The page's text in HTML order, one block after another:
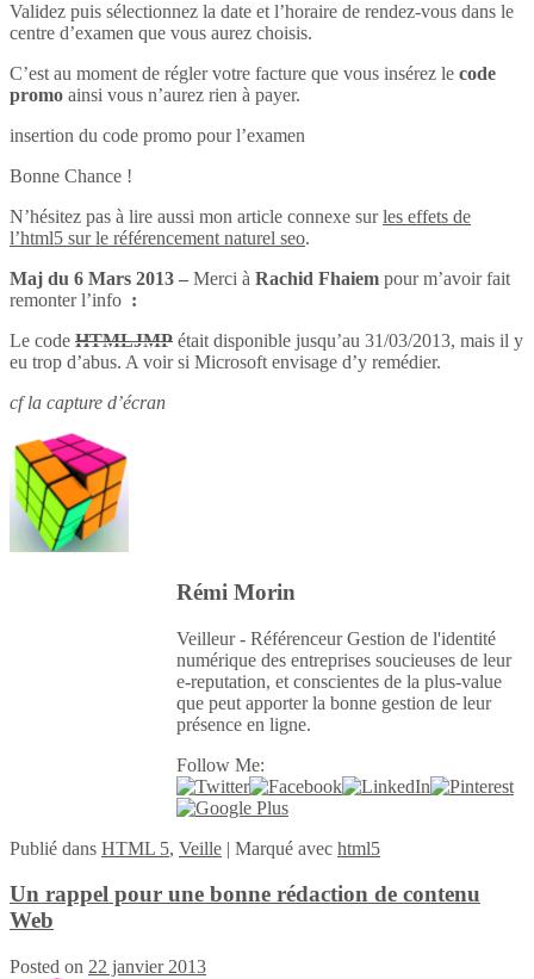
Validez puis sélectionnez la date et l’horaire de rendez-vous dans le
centre d’examen que vous aurez choisis.
C’est au moment de régler votre facture que vous insérez le code
promo ainsi vous n’aurez rien à payer.
insertion du code promo pour l’examen
Bonne Chance !
N’hésitez pas à lire aussi mon article connexe surles effets de
l’html5 sur le référencement naturel seo.
Maj du 6 Mars 2013 – Merci à Rachid Fhaiem pour m’avoir fait
remonter l’info :
Le code HTMLJMP était disponible jusqu’au 31/03/2013, mais il y
eu trop d’abus. A voir si Microsoft envisage d’y remédier.
cf la capture d’écran
Rémi Morin
Veilleur - Référenceur Gestion de l'identité
numérique des entreprises soucieuses de leur
e-reputation, et conscientes de la plus-value
que peut apporter la bonne gestion de leur
présence en ligne.
Follow Me:
Publié dans HTML 5, Veille | Marqué avec html5
Un rappel pour une bonne rédaction de contenu
Web
Posted on 22 janvier 2013